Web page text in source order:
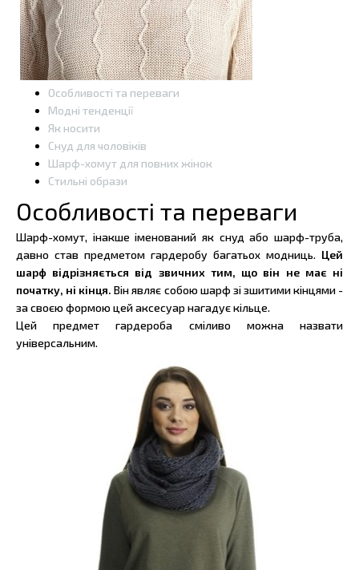
Особливості та переваги
Модні тенденції
Як носити
Снуд для чоловіків
Шарф-хомут для повних жінок
Стильні образи
Особливості та переваги
Шарф-хомут, інакше іменований як снуд або шарф-труба,
давно став предметом гардеробу багатьох модниць. Цей
шарф відрізняється від звичних тим, що він не має ні
початку, ні кінця.Він являє собою шарф зі зшитими кінцями -
за своєю формою цей аксесуар нагадує кільце.
Цей предмет гардероба сміливо можна назвати
універсальним.